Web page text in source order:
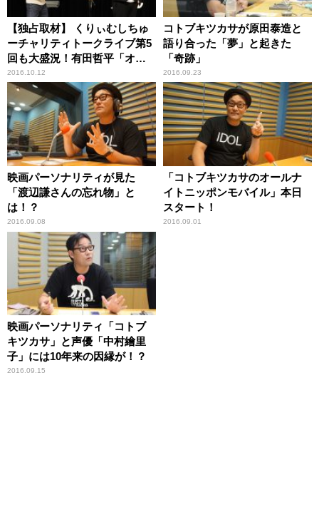
【独占取材】 くりぃむしちゅ
ーチャリティトークライブ第5
回も大盛況！有田哲平「オー
ルナイトニッポンリスナーな
らわかるよね（笑）？」
2016.10.12
コトブキツカサが原田泰造と
語り合った「夢」と起きた
「奇跡」
2016.09.23
映画パーソナリティが見た
「渡辺謙さんの忘れ物」と
は！？
2016.09.08
「コトブキツカサのオールナ
イトニッポンモバイル」本日
スタート！
2016.09.01
映画パーソナリティ「コトブ
キツカサ」と声優「中村繪里
子」には10年来の因縁が！？
2016.09.15